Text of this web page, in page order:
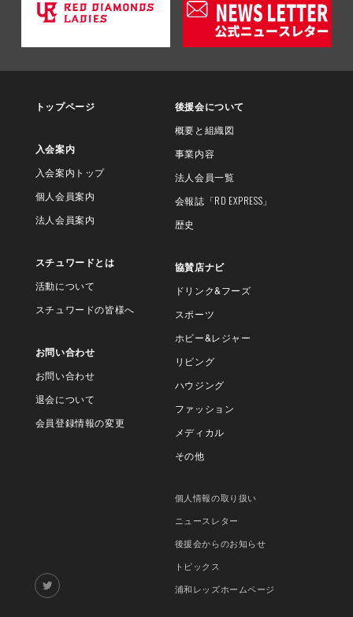
トップページ
入会案内
入会案内トップ
個人会員案内
法人会員案内
スチュワードとは
活動について
スチュワードの皆様へ
お問い合わせ
お問い合わせ
退会について
会員登録情報の変更
後援会について
概要と組織図
事業内容
法人会員一覧
会報誌 「RD EXPRESS」
歴史
協賛店ナビ
ドリンク&フーズ
スポーツ
ホビー&レジャー
リビング
ハウジング
ファッション
メディカル
その他
個人情報の取り扱い
ニュースレター
後援会からのお知らせ
トピックス
浦和レッズホームページ